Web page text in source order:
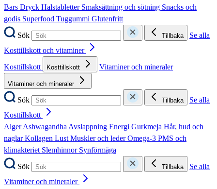
Bars Dryck Halstabletter Smaksättning och sötning Snacks och
godis Superfood Tuggummi Glutenfritt
Sök
Tillbaka
Se alla
Kosttillskott och vitaminer
Kosttillskott
Kosttillskott Vitaminer och mineraler
Vitaminer och mineraler
Sök Tillbaka
Se alla
Kosttillskott
AlgerAshwagandhaAvslappning Energi Gurkmeja Hår, hud och
naglarKollagen LustMuskler och lederOmega-3 PMS och
klimakteriet Slemhinnor Synförmåga
Sök
Tillbaka
Se alla
Vitaminer och mineraler